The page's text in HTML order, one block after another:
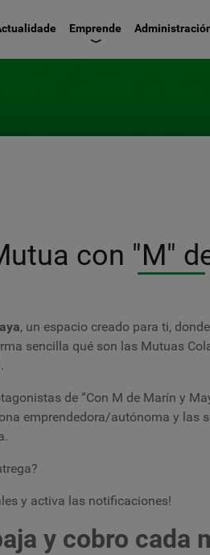
o
Emprende
con "M"
, un espacio creado para ti,
sencilla qué son las Mutuas
de “Con M de Marín y
emprendedora/autónoma y
y activa las notificaciones!
y cobro cada